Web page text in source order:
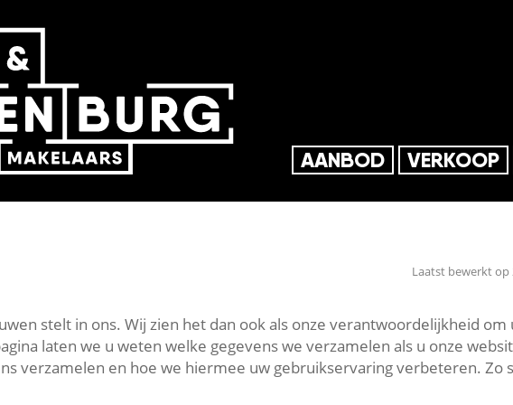
AANBOD VERKOOP
Laatst bewerkt op
stelt in ons. Wij zien het dan ook als onze verantwoordelijkheid om
laten we u weten welke gegevens we verzamelen als u onze
verzamelen en hoe we hiermee uw gebruikservaring verbeteren. Zo